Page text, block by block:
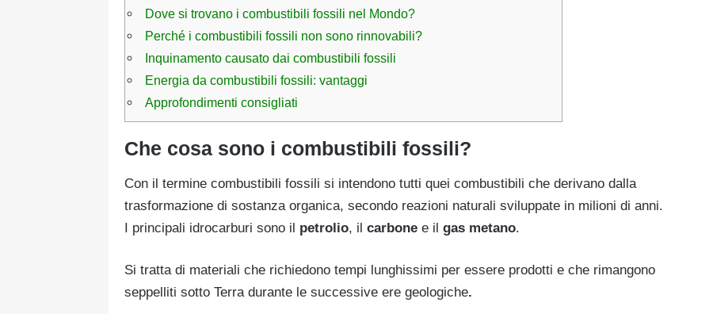
Dove si trovano i combustibili fossili nel Mondo?
Perché i combustibili fossili non sono rinnovabili?
Inquinamento causato dai combustibili fossili
Energia da combustibili fossili: vantaggi
Approfondimenti consigliati
Che cosa sono i combustibili fossili?
Con il termine combustibili fossili si intendono tutti quei combustibili che derivano dalla
trasformazione di sostanza organica, secondo reazioni naturali sviluppate in milioni di anni.
I principali idrocarburi sono il petrolio, il carbone e il gas metano.
Si tratta di materiali che richiedono tempi lunghissimi per essere prodotti e che rimangono
seppelliti sotto Terra durante le successive ere geologiche.